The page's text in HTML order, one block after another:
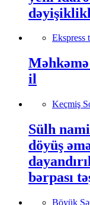
Ekspress
il
Keçmiş
Sülh
döyüş
bərpası
Böyük